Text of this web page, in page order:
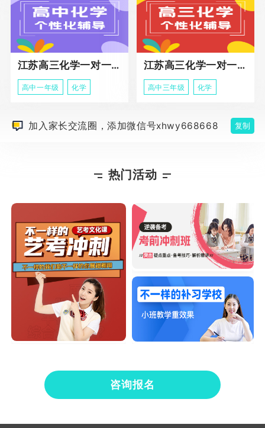
江苏高三化学一对一个性化辅导
高中一年级 化学
江苏高三化学一对一冲刺辅导课程
高中三年级 化学
加入家长交流圈，添加微信号xhwy668668 复制
热门活动
咨询报名